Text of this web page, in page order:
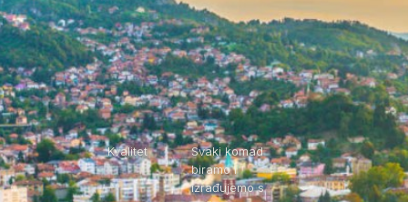
Kvalitet
Svaki komad
biramo i
izrađujemo s